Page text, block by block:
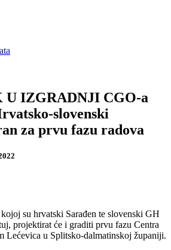
IZGRADNJI CGO-a
slovenski
za prvu fazu radova
su hrvatski Sarađen te slovenski GH
projektirat će i graditi prvu fazu Centra
Lećevica u Splitsko-dalmatinskoj županiji.